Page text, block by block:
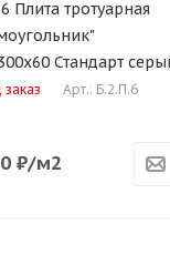
Плита тротуарная
Стандарт
Арт.: Б.2.П.6
₽/м2